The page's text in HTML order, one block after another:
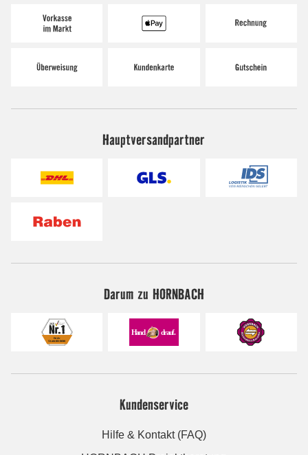
Hauptversandpartner
Darum zu HORNBACH
Kundenservice
Hilfe & Kontakt (FAQ)